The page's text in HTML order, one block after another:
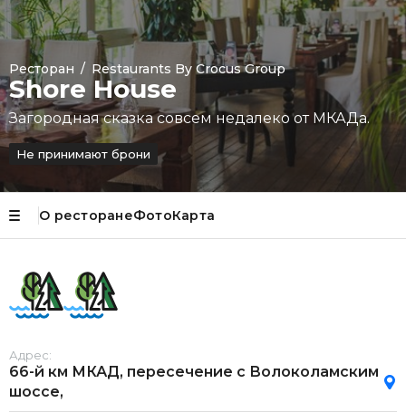
Ресторан / Restaurants By Crocus Group
Shore House
Загородная сказка совсем недалеко от МКАДа.
Не принимают брони
О ресторанеФотоКарта
Адрес:
66-й км МКАД, пересечение с Волоколамским
шоссе,